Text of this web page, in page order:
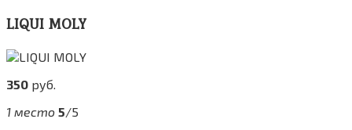
LIQUI MOLY
350 руб.
1 место 5/5